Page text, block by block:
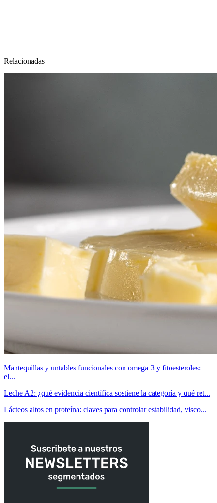
Relacionadas
Mantequillas y untables funcionales con omega-3 y fitoesteroles:
el...
Leche A2: ¿qué evidencia científica sostiene la categoría y qué ret...
Lácteos altos en proteína: claves para controlar estabilidad, visco...